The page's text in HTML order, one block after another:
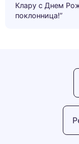
Клару с Днем
поклонница!”